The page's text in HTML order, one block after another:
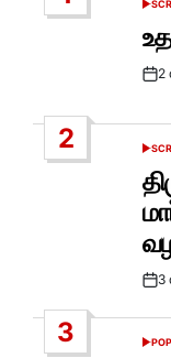
Post
2
2
Post
3
3